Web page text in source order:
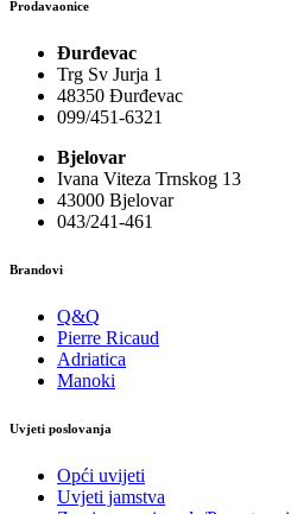
Prodavaonice
Đurđevac
Trg Sv Jurja 1
48350 Đurđevac
099/451-6321
Bjelovar
Ivana Viteza Trnskog 13
43000 Bjelovar
043/241-461
Brandovi
Q&Q
Pierre Ricaud
Adriatica
Manoki
Uvjeti poslovanja
Opći uvijeti
Uvjeti jamstva